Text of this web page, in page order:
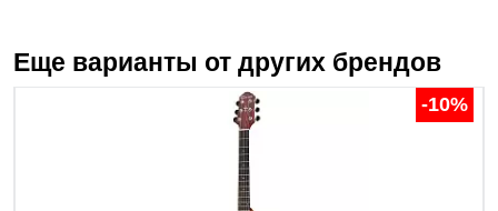
Еще варианты от других брендов
-10%